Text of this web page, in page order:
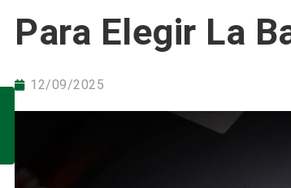
Para Elegir La
12/09/2025